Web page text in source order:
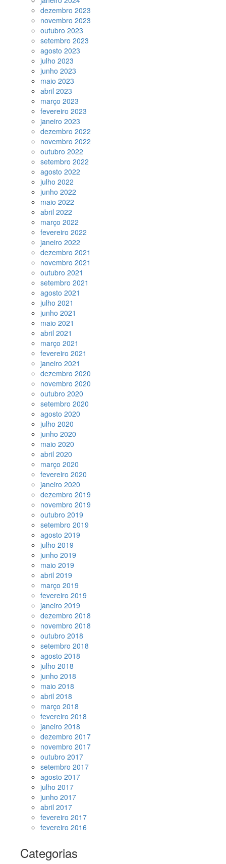
dezembro 2023
novembro 2023
outubro 2023
setembro 2023
agosto 2023
julho 2023
junho 2023
maio 2023
abril 2023
março 2023
fevereiro 2023
janeiro 2023
dezembro 2022
novembro 2022
outubro 2022
setembro 2022
agosto 2022
julho 2022
junho 2022
maio 2022
abril 2022
março 2022
fevereiro 2022
janeiro 2022
dezembro 2021
novembro 2021
outubro 2021
setembro 2021
agosto 2021
julho 2021
junho 2021
maio 2021
abril 2021
março 2021
fevereiro 2021
janeiro 2021
dezembro 2020
novembro 2020
outubro 2020
setembro 2020
agosto 2020
julho 2020
junho 2020
maio 2020
abril 2020
março 2020
fevereiro 2020
janeiro 2020
dezembro 2019
novembro 2019
outubro 2019
setembro 2019
agosto 2019
julho 2019
junho 2019
maio 2019
abril 2019
março 2019
fevereiro 2019
janeiro 2019
dezembro 2018
novembro 2018
outubro 2018
setembro 2018
agosto 2018
julho 2018
junho 2018
maio 2018
abril 2018
março 2018
fevereiro 2018
janeiro 2018
dezembro 2017
novembro 2017
outubro 2017
setembro 2017
agosto 2017
julho 2017
junho 2017
abril 2017
fevereiro 2017
fevereiro 2016
Categorias